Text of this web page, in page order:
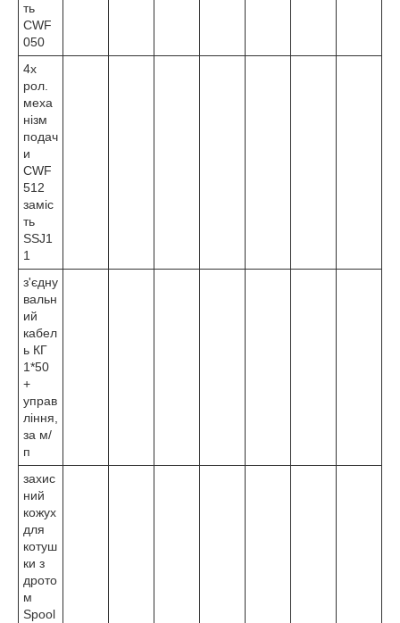
ть
CWF
050
4х
рол.
меха
нізм
подач
и
CWF
512
заміс
ть
SSJ1
1
з'єдну
вальн
ий
кабел
ь КГ
1*50
+
управ
ління,
за м/
п
захис
ний
кожух
для
котуш
ки з
дрото
м
Spool